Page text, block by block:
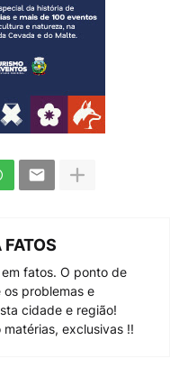
fatos. O ponto de
problemas e
cidade e região!
exclusivas !!